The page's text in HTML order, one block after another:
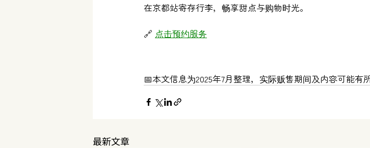
在京都站寄存行李，畅享甜点与购物时光。
🔗 点击预约服务
📅本文信息为2025年7月整理，实际贩售期间及内容可能有
最新文章